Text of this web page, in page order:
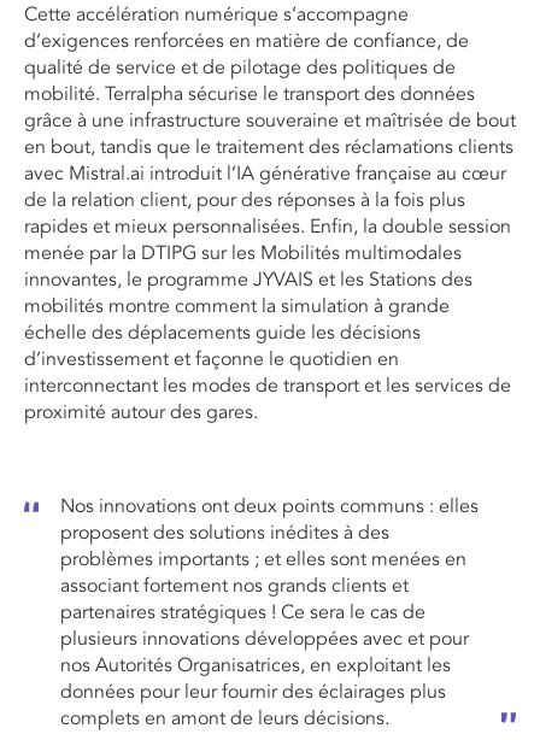
Cette accélération numérique s’accompagne
d’exigences renforcées en matière de confiance, de
qualité de service et de pilotage des politiques de
mobilité. Terralpha sécurise le transport des données
grâce à une infrastructure souveraine et maîtrisée de bout
en bout, tandis que le traitement des réclamations clients
avec Mistral.ai introduit l’IA générative française au cœur
de la relation client, pour des réponses à la fois plus
rapides et mieux personnalisées. Enfin, la double session
menée par la DTIPG sur les Mobilités multimodales
innovantes, le programme JYVAIS et les Stations des
mobilités montre comment la simulation à grande
échelle des déplacements guide les décisions
d’investissement et façonne le quotidien en
interconnectant les modes de transport et les services de
proximité autour des gares.
Nos innovations ont deux points communs : elles
proposent des solutions inédites à des
problèmes importants ; et elles sont menées en
associant fortement nos grands clients et
partenaires stratégiques ! Ce sera le cas de
plusieurs innovations développées avec et pour
nos Autorités Organisatrices, en exploitant les
données pour leur fournir des éclairages plus
complets en amont de leurs décisions.